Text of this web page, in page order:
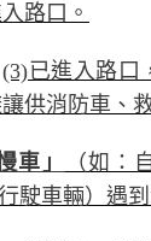
路口。
(3)已進入路口
供消防車、
車」
（如：
駛車輛）遇